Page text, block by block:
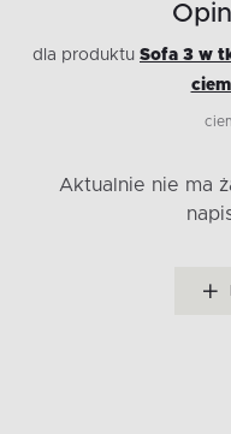
dla produktu Sofa 3 w
Aktualnie nie ma